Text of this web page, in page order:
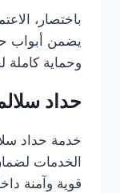
باختصار،
يضمن أبواب
وحماية كاملة
حداد
خدمة حداد
الخدمات
قوية وآمنة